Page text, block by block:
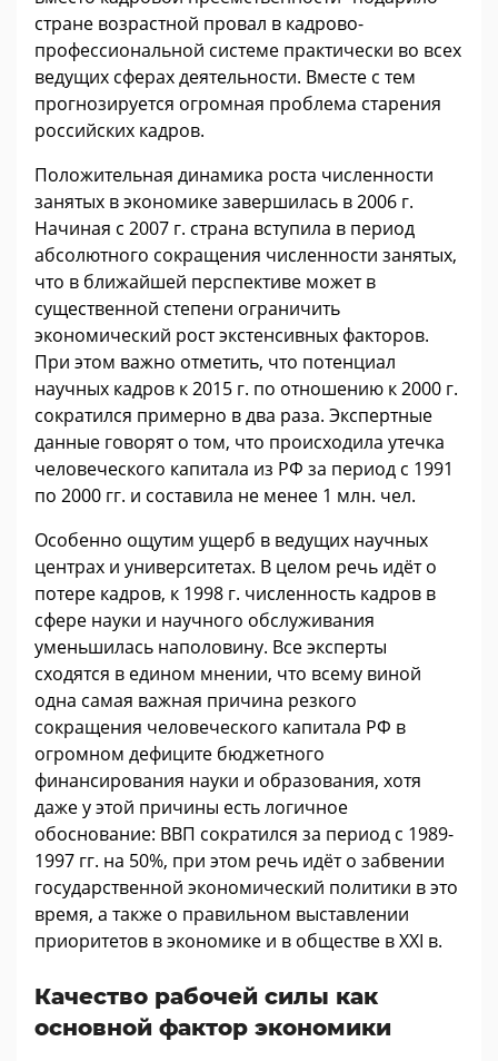
стране возрастной провал в кадрово-
профессиональной системе практически во всех
ведущих сферах деятельности. Вместе с тем
прогнозируется огромная проблема старения
российских кадров.
Положительная динамика роста численности
занятых в экономике завершилась в 2006 г.
Начиная с 2007 г. страна вступила в период
абсолютного сокращения численности занятых,
что в ближайшей перспективе может в
существенной степени ограничить
экономический рост экстенсивных факторов.
При этом важно отметить, что потенциал
научных кадров к 2015 г. по отношению к 2000 г.
сократился примерно в два раза. Экспертные
данные говорят о том, что происходила утечка
человеческого капитала из РФ за период с 1991
по 2000 гг. и составила не менее 1 млн. чел.
Особенно ощутим ущерб в ведущих научных
центрах и университетах. В целом речь идёт о
потере кадров, к 1998 г. численность кадров в
сфере науки и научного обслуживания
уменьшилась наполовину. Все эксперты
сходятся в едином мнении, что всему виной
одна самая важная причина резкого
сокращения человеческого капитала РФ в
огромном дефиците бюджетного
финансирования науки и образования, хотя
даже у этой причины есть логичное
обоснование: ВВП сократился за период с 1989-
1997 гг. на 50%, при этом речь идёт о забвении
государственной экономический политики в это
время, а также о правильном выставлении
приоритетов в экономике и в обществе в ХХI в.
Качество рабочей силы как
основной фактор экономики